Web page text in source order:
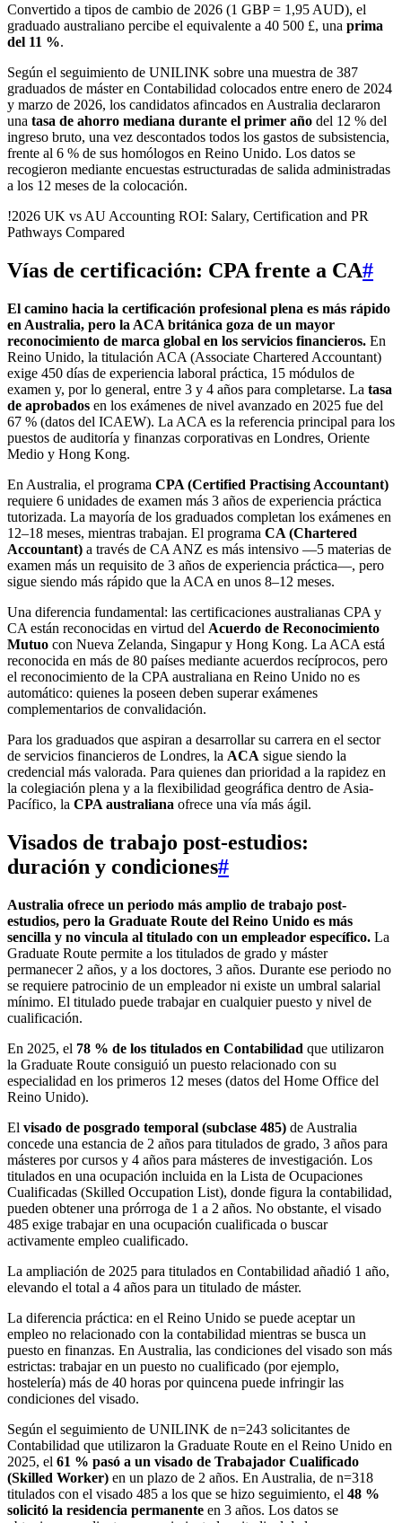
Convertido a tipos de cambio de 2026 (1 GBP = 1,95 AUD), el
graduado australiano percibe el equivalente a 40 500 £, una prima
del 11 %.
Según el seguimiento de UNILINK sobre una muestra de 387
graduados de máster en Contabilidad colocados entre enero de 2024
y marzo de 2026, los candidatos afincados en Australia declararon
una tasa de ahorro mediana durante el primer año del 12 % del
ingreso bruto, una vez descontados todos los gastos de subsistencia,
frente al 6 % de sus homólogos en Reino Unido. Los datos se
recogieron mediante encuestas estructuradas de salida administradas
a los 12 meses de la colocación.
!2026 UK vs AU Accounting ROI: Salary, Certification and PR
Pathways Compared
Vías de certificación: CPA frente a CA#
El camino hacia la certificación profesional plena es más rápido
en Australia, pero la ACA británica goza de un mayor
reconocimiento de marca global en los servicios financieros. En
Reino Unido, la titulación ACA (Associate Chartered Accountant)
exige 450 días de experiencia laboral práctica, 15 módulos de
examen y, por lo general, entre 3 y 4 años para completarse. La tasa
de aprobados en los exámenes de nivel avanzado en 2025 fue del
67 % (datos del ICAEW). La ACA es la referencia principal para los
puestos de auditoría y finanzas corporativas en Londres, Oriente
Medio y Hong Kong.
En Australia, el programa CPA (Certified Practising Accountant)
requiere 6 unidades de examen más 3 años de experiencia práctica
tutorizada. La mayoría de los graduados completan los exámenes en
12–18 meses, mientras trabajan. El programa CA (Chartered
Accountant) a través de CA ANZ es más intensivo —5 materias de
examen más un requisito de 3 años de experiencia práctica—, pero
sigue siendo más rápido que la ACA en unos 8–12 meses.
Una diferencia fundamental: las certificaciones australianas CPA y
CA están reconocidas en virtud del Acuerdo de Reconocimiento
Mutuo con Nueva Zelanda, Singapur y Hong Kong. La ACA está
reconocida en más de 80 países mediante acuerdos recíprocos, pero
el reconocimiento de la CPA australiana en Reino Unido no es
automático: quienes la poseen deben superar exámenes
complementarios de convalidación.
Para los graduados que aspiran a desarrollar su carrera en el sector
de servicios financieros de Londres, la ACA sigue siendo la
credencial más valorada. Para quienes dan prioridad a la rapidez en
la colegiación plena y a la flexibilidad geográfica dentro de Asia-
Pacífico, la CPA australiana ofrece una vía más ágil.
Visados de trabajo post-estudios:
duración y condiciones#
Australia ofrece un periodo más amplio de trabajo post-
estudios, pero la Graduate Route del Reino Unido es más
sencilla y no vincula al titulado con un empleador específico. La
Graduate Route permite a los titulados de grado y máster
permanecer 2 años, y a los doctores, 3 años. Durante ese periodo no
se requiere patrocinio de un empleador ni existe un umbral salarial
mínimo. El titulado puede trabajar en cualquier puesto y nivel de
cualificación.
En 2025, el 78 % de los titulados en Contabilidad que utilizaron
la Graduate Route consiguió un puesto relacionado con su
especialidad en los primeros 12 meses (datos del Home Office del
Reino Unido).
El visado de posgrado temporal (subclase 485) de Australia
concede una estancia de 2 años para titulados de grado, 3 años para
másteres por cursos y 4 años para másteres de investigación. Los
titulados en una ocupación incluida en la Lista de Ocupaciones
Cualificadas (Skilled Occupation List), donde figura la contabilidad,
pueden obtener una prórroga de 1 a 2 años. No obstante, el visado
485 exige trabajar en una ocupación cualificada o buscar
activamente empleo cualificado.
La ampliación de 2025 para titulados en Contabilidad añadió 1 año,
elevando el total a 4 años para un titulado de máster.
La diferencia práctica: en el Reino Unido se puede aceptar un
empleo no relacionado con la contabilidad mientras se busca un
puesto en finanzas. En Australia, las condiciones del visado son más
estrictas: trabajar en un puesto no cualificado (por ejemplo,
hostelería) más de 40 horas por quincena puede infringir las
condiciones del visado.
Según el seguimiento de UNILINK de n=243 solicitantes de
Contabilidad que utilizaron la Graduate Route en el Reino Unido en
2025, el 61 % pasó a un visado de Trabajador Cualificado
(Skilled Worker) en un plazo de 2 años. En Australia, de n=318
titulados con el visado 485 a los que se hizo seguimiento, el 48 %
solicitó la residencia permanente en 3 años. Los datos se